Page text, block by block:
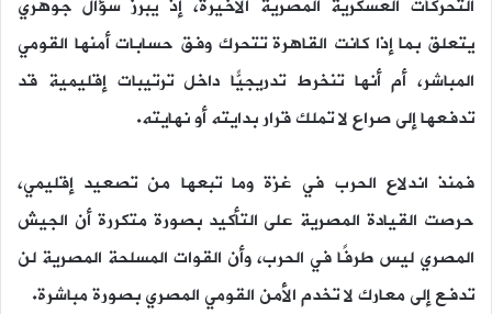
يتعلق بما إذا كانت القاهرة تتحرك وفق حسابات أمنها القومي
المباشر، أم أنها تنخرط تدريجيًّا داخل ترتيبات إقليمية قد
تدفعها إلى صراع لا تملك قرار بدايته أو نهايته.
فمنذ اندلاع الحرب في غزة وما تبعها من تصعيد إقليمي،
حرصت القيادة المصرية على التأكيد بصورة متكررة أن الجيش
المصري ليس طرفًا في الحرب، وأن القوات المسلحة المصرية لن
تدفع إلى معارك لا تخدم الأمن القومي المصري بصورة مباشرة.